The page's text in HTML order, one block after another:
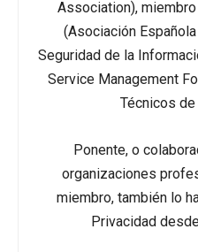
Association),
(Asociación
Seguridad de la
Service Management
Técnicos
Ponente, o
organizaciones
miembro, también lo
Privacidad